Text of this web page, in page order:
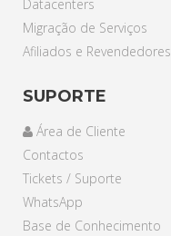
Datacenters
Migração de Serviços
Afiliados e Revendedores
SUPORTE
Área de Cliente
Contactos
Tickets / Suporte
WhatsApp
Base de Conhecimento